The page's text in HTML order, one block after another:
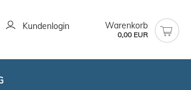
Kundenlogin Warenkorb
0,00 EUR